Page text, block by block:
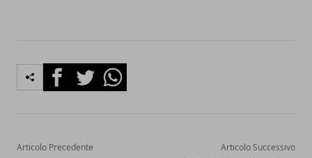
FacebookTwitterWhatsapp
Articolo Precedente Articolo Successivo